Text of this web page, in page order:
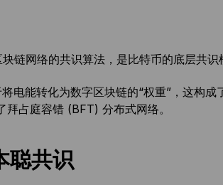
链网络的共识算法，是比特币的底层共
电能转化为数字区块链的“权重”，这构
拜占庭容错 (BFT) 分布式网络。
聪共识